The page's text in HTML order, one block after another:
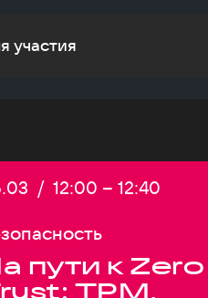
участия
/ Начало:
12:00 – Конец:
12:40
пути к Zero
TPM,